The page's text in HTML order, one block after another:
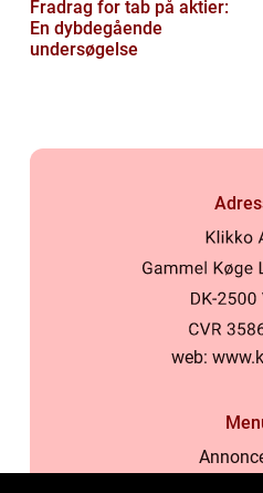
Fradrag for tab på aktier:
En dybdegående
undersøgelse
web: